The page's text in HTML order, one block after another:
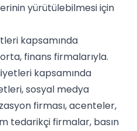
yürütülebilmesi için
kapsamında
finans firmalarıyla.
kapsamında
sosyal medya
firması, acenteler,
tedarikçi firmalar, basın